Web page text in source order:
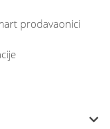
prodavaonici